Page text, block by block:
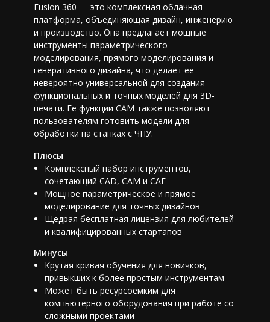
Fusion 360 — это комплексная облачная
платформа, объединяющая дизайн, инженерию
и производство. Она предлагает мощные
инструменты параметрического
моделирования, прямого моделирования и
генеративного дизайна, что делает ее
невероятно универсальной для создания
функциональных и точных моделей для 3D-
печати. Ее функции CAM также позволяют
пользователям готовить модели для
обработки на станках с ЧПУ.
Плюсы
Комплексный набор инструментов,
сочетающий CAD, CAM и CAE
Мощное параметрическое и прямое
моделирование для точных дизайнов
Щедрая бесплатная лицензия для любителей
и квалифицированных стартапов
Минусы
Крутая кривая обучения для новичков,
привыкших к более простым инструментам
Может быть ресурсоемким для
компьютерного оборудования при работе со
сложными проектами